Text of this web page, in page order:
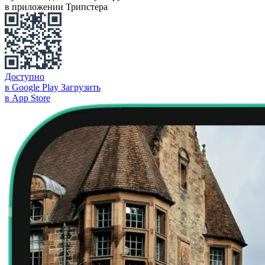
в приложении Трипстера
Доступно
в Google Play Загрузить
в App Store